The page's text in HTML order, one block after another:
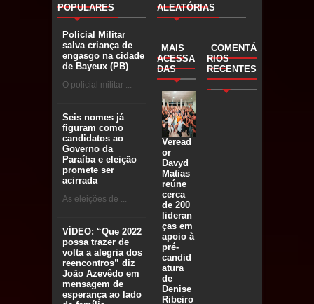
POPULARES
Policial Militar
salva criança de
engasgo na cidade
de Bayeux (PB)
O policial militar ...
Seis nomes já
figuram como
candidatos ao
Governo da
Paraíba e eleição
promete ser
acirrada
As eleições de ...
VÍDEO: “Que 2022
possa trazer de
volta a alegria dos
reencontros” diz
João Azevêdo em
mensagem de
esperança ao lado
ALEATÓRIAS
MAIS
ACESSA
DAS
Veread
or
Davyd
Matias
reúne
cerca
de 200
lideran
ças em
apoio à
pré-
candid
atura
de
Denise
Ribeiro
COMENTÁ
RIOS
RECENTES